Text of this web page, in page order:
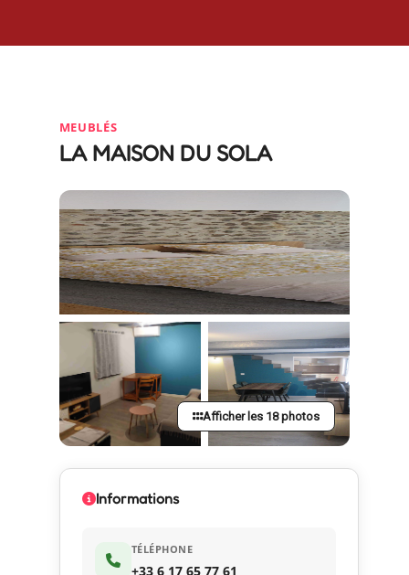
MEUBLÉS
LA MAISON DU SOLA
Afficher les 18 photos
Informations
TÉLÉPHONE
+33 6 17 65 77 61